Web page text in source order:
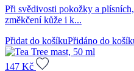
Při svědivosti pokožky a
změkčení kůže i k...
Přidat do košíkuPřidáno do
147 Kč